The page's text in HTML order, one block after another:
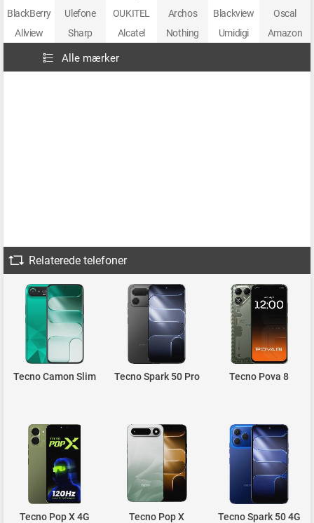
BlackBerry
Ulefone OUKITEL Archos Blackview
Oscal
Allview
Sharp Alcatel Nothing Umidigi Amazon
Alle mærker
Relaterede telefoner
Tecno Camon Slim Tecno Spark 50 Pro Tecno Pova 8
Tecno Pop X 4G Tecno Pop X Tecno Spark 50 4G